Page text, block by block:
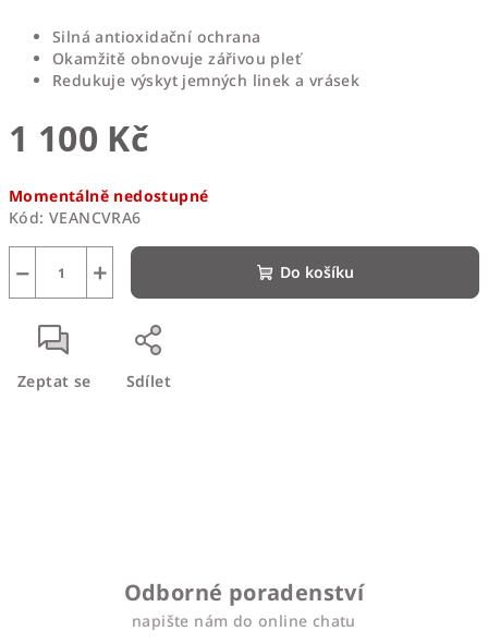
Silná antioxidační ochrana
Okamžitě obnovuje zářivou pleť
Redukuje výskyt jemných linek a vrásek
1 100 Kč
cena:
Momentálně nedostupné
Kód: VEANCVRA6
+
− Do košíku
Zeptat se Sdílet
Odborné poradenství
napište nám do online chatu